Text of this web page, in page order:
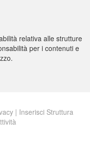
relativa alle strutture
per i contenuti e
| Inserisci Struttura